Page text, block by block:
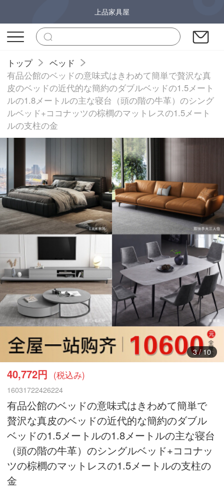
上品家具屋
トップ
ベッド
有品公館のベッドの意味式はきわめて簡単で贅沢な真
皮のベッドの近代的な簡約のダブルベッドの1.5メート
ルの1.8メートルの主な寝台（頭の階の牛革）のシング
ルベッド+ココナッツの棕櫚のマットレスの1.5メート
ルの支柱の金
4/10
40,772円 (税込み)
16031722426224
有品公館のベッドの意味式はきわめて簡単で
贅沢な真皮のベッドの近代的な簡約のダブル
ベッドの1.5メートルの1.8メートルの主な寝台
（頭の階の牛革）のシングルベッド+ココナッ
ツの棕櫚のマットレスの1.5メートルの支柱の
金